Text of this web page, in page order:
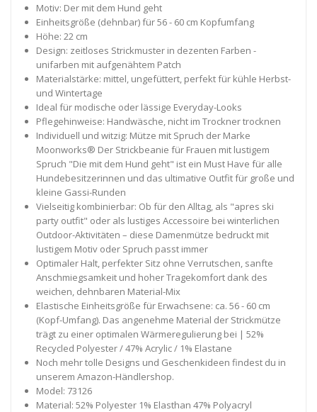
Motiv: Der mit dem Hund geht
Einheitsgröße (dehnbar) für 56 - 60 cm Kopfumfang
Höhe: 22 cm
Design: zeitloses Strickmuster in dezenten Farben -
unifarben mit aufgenähtem Patch
Materialstärke: mittel, ungefüttert, perfekt für kühle Herbst-
und Wintertage
Ideal für modische oder lässige Everyday-Looks
Pflegehinweise: Handwäsche, nicht im Trockner trocknen
Individuell und witzig: Mütze mit Spruch der Marke
Moonworks® Der Strickbeanie für Frauen mit lustigem
Spruch "Die mit dem Hund geht" ist ein Must Have für alle
Hundebesitzerinnen und das ultimative Outfit für große und
kleine Gassi-Runden
Vielseitig kombinierbar: Ob für den Alltag, als "apres ski
party outfit" oder als lustiges Accessoire bei winterlichen
Outdoor-Aktivitäten – diese Damenmütze bedruckt mit
lustigem Motiv oder Spruch passt immer
Optimaler Halt, perfekter Sitz ohne Verrutschen, sanfte
Anschmiegsamkeit und hoher Tragekomfort dank des
weichen, dehnbaren Material-Mix
Elastische Einheitsgröße für Erwachsene: ca. 56 - 60 cm
(Kopf-Umfang). Das angenehme Material der Strickmütze
trägt zu einer optimalen Wärmeregulierung bei | 52%
Recycled Polyester / 47% Acrylic / 1% Elastane
Noch mehr tolle Designs und Geschenkideen findest du in
unserem Amazon-Händlershop.
Model: 73126
Material: 52% Polyester 1% Elasthan 47% Polyacryl